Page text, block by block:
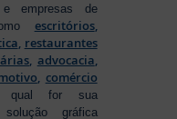
e empresas de
escritórios,
, restaurantes
, advocacia,
, comércio
qual for sua
gráfica